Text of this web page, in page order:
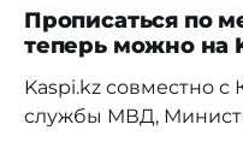
Прописаться по
теперь можно на
Kaspi.kz совместно
службы МВД,